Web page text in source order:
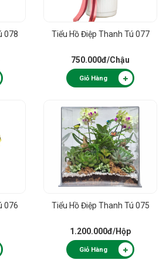
078 Tiểu Hồ Điệp Thanh Tú 077
750.000đ/Chậu
Giỏ Hàng
076 Tiểu Hồ Điệp Thanh Tú 075
1.200.000đ/Hộp
Giỏ Hàng